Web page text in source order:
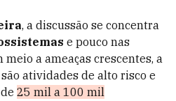
, a discussão se concentra
e pouco nas
a ameaças crescentes, a
são atividades de alto risco e
25 mil a 100 mil